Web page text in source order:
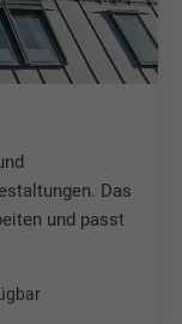
Das
und passt